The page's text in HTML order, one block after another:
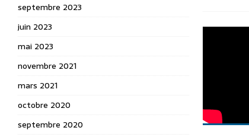
septembre 2023
juin 2023
mai 2023
novembre 2021
mars 2021
octobre 2020
septembre 2020